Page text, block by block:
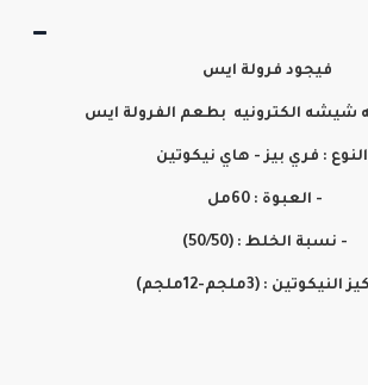
فيجود فرولة ايس
شيشه الكترونيه بطعم الفرولة ايس
: فري بيز - هاي نيكوتين
- العبوة : 60مل
- نسبة الخلط : (50/50)
النيكوتين : (3ملجم-12ملجم)